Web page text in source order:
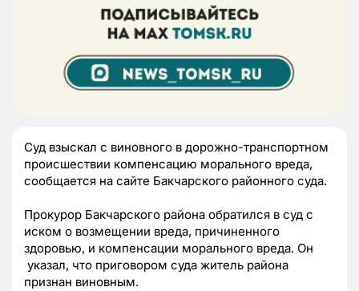
Суд взыскал с виновного в дорожно-транспортном
происшествии компенсацию морального вреда,
сообщается на сайте Бакчарского районного суда.
Прокурор Бакчарского района обратился в суд с
иском о возмещении вреда, причиненного
здоровью, и компенсации морального вреда. Он
указал, что приговором суда житель района
признан виновным.